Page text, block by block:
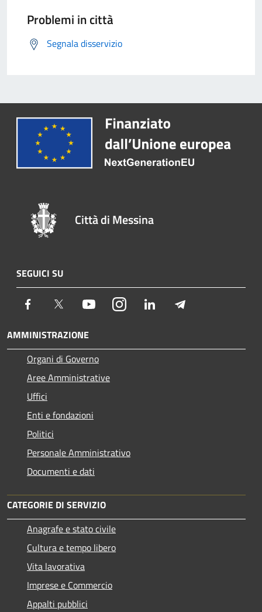
Problemi in città
Segnala disservizio
Città di Messina
SEGUICI SU
Facebook Twitter YoutubeInstagram LinkedIn
AMMINISTRAZIONE
Organi di Governo
Aree Amministrative
Uffici
Enti e fondazioni
Politici
Personale Amministrativo
Documenti e dati
CATEGORIE DI SERVIZIO
Anagrafe e stato civile
Cultura e tempo libero
Vita lavorativa
Imprese e Commercio
Appalti pubblici